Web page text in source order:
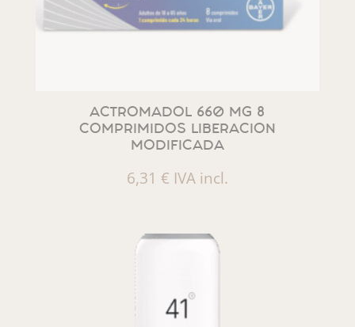
ACTROMADOL 660 MG 8
COMPRIMIDOS LIBERACION
MODIFICADA
6,31 € IVA incl.